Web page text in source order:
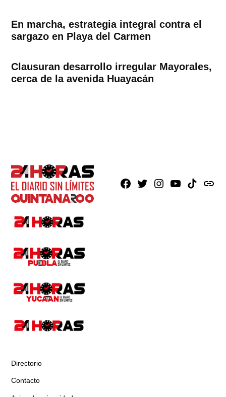
En marcha, estrategia integral contra el
sargazo en Playa del Carmen
Clausuran desarrollo irregular Mayorales,
cerca de la avenida Huayacán
Facebook
X Instagram
YoutubeTikTokissuu
Directorio
Contacto